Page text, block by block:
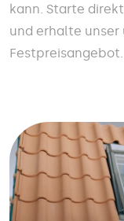
kann. Starte
und erhalte
Festpreisangebot.